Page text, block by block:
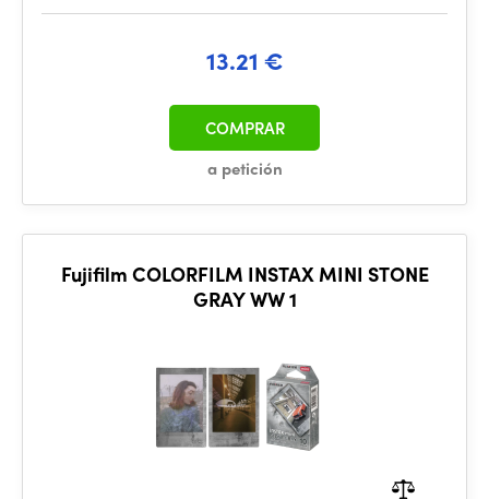
13.21 €
a petición
COMPRAR
Fujifilm COLORFILM INSTAX MINI STONE
GRAY WW 1